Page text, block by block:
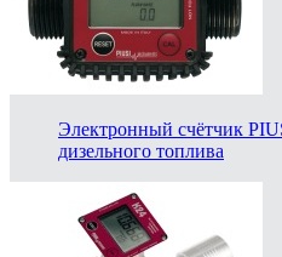
Электронный счётчик
дизельного топлива